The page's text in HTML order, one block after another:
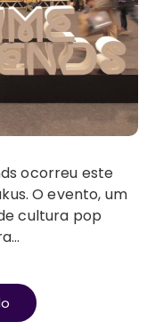
O evento, um
cultura pop